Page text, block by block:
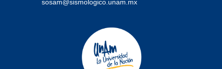
sosam@sismologico.unam.mx